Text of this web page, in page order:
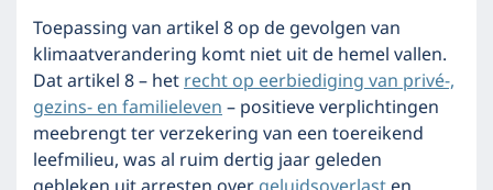
Toepassing van artikel 8 op de gevolgen van
klimaatverandering komt niet uit de hemel vallen.
Dat artikel 8 – hetrecht op eerbiediging van privé-,
gezins- en familieleven– positieve verplichtingen
meebrengt ter verzekering van een toereikend
leefmilieu, was al ruim dertig jaar geleden